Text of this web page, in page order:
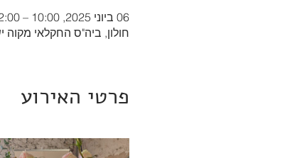
06 ביוני 2025, 10:00 – 12:00
חולון, ביה"ס החקלאי מקוה
פרטי האירוע